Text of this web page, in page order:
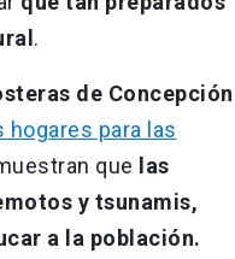
.
de Concepción
hogares para las
que
las
y tsunamis,
a la población.